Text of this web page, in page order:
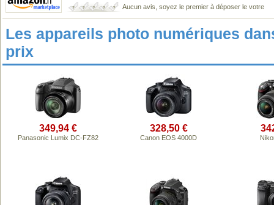
Aucun avis, soyez le premier à déposer le votre
Les appareils photo numériques
prix
349,94 €
Panasonic Lumix DC-FZ82
328,50 €
Canon EOS 4000D